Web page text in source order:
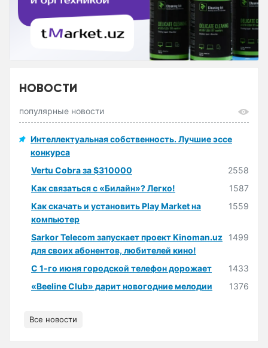
НОВОСТИ
популярные новости
Интеллектуальная собственность. Лучшие эссе
конкурса
Vertu Cobra за $310000
2558
Как связаться с «Билайн»? Легко!
1587
Как скачать и установить Play Market на
компьютер
1559
Sarkor Telecom запускает проект Kinoman.uz
для своих абонентов, любителей кино!
1499
С 1-го июня городской телефон дорожает
1433
«Beeline Club» дарит новогодние мелодии
1376
Все новости